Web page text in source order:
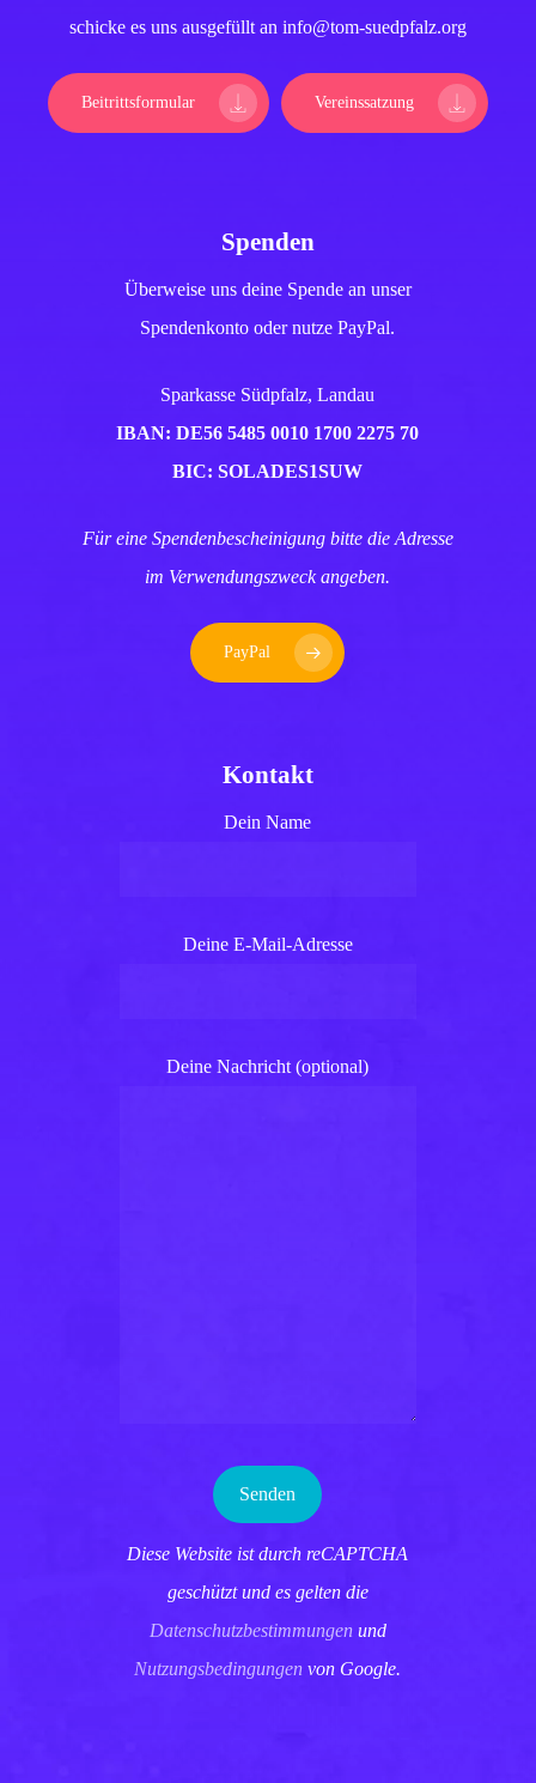
schicke es uns ausgefüllt an info@tom-suedpfalz.org
Beitrittsformular Vereinssatzung
Spenden
Überweise uns deine Spende an unser
Spendenkonto oder nutze PayPal.
Sparkasse Südpfalz, Landau
IBAN: DE56 5485 0010 1700 2275 70
BIC: SOLADES1SUW
Für eine Spendenbescheinigung bitte die Adresse
im Verwendungszweck angeben.
PayPal
Kontakt
Dein Name
Deine E-Mail-Adresse
Deine Nachricht (optional)
Diese Website ist durch reCAPTCHA
geschützt und es gelten die
Datenschutzbestimmungenund
Nutzungsbedingungen von Google.